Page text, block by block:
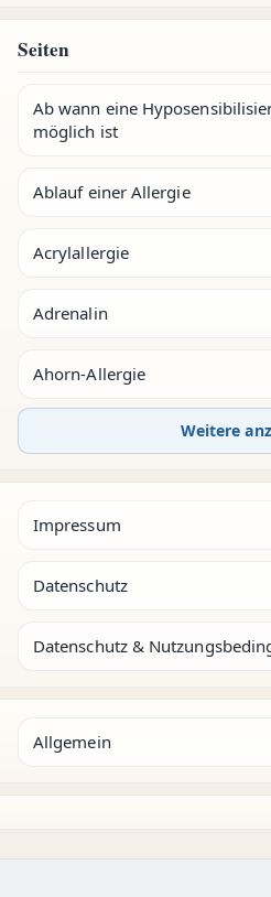
Seiten
Ab wann eine
möglich ist
Ablauf einer Allergie
Acrylallergie
Adrenalin
Ahorn-Allergie
Weitere
Impressum
Datenschutz
Datenschutz &
Allgemein